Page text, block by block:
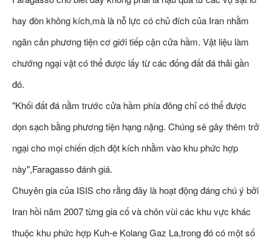
hay đòn không kích,mà là nỗ lực có chủ đích của Iran nhằm
ngăn cản phương tiện cơ giới tiếp cận cửa hầm. Vật liệu làm
chướng ngại vật có thể được lấy từ các đống đất đá thải gần
đó.
"Khối đất đá nằm trước cửa hầm phía đông chỉ có thể được
dọn sạch bằng phương tiện hạng nặng. Chúng sẽ gây thêm trở
ngại cho mọi chiến dịch đột kích nhằm vào khu phức hợp
này",Faragasso đánh giá.
Chuyên gia của ISIS cho rằng đây là hoạt động đáng chú ý bởi
Iran hồi năm 2007 từng gia cố và chôn vùi các khu vực khác
thuộc khu phức hợp Kuh-e Kolang Gaz La,trong đó có một số